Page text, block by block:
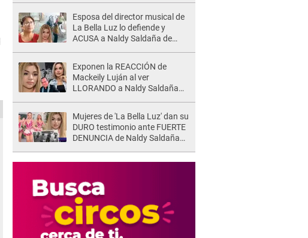
Esposa del director musical de
La Bella Luz lo defiende y
ACUSA a Naldy Saldaña de
Exponen la REACCIÓN de
Mackeily Luján al ver
LLORANDO a Naldy Saldaña
Mujeres de 'La Bella Luz' dan su
DURO testimonio ante FUERTE
DENUNCIA de Naldy Saldaña